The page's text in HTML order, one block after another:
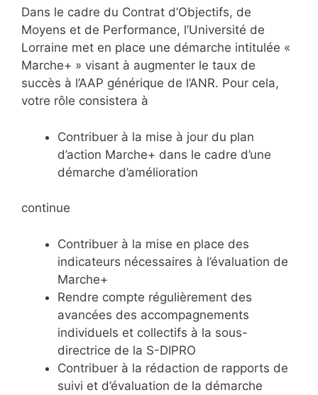
Dans le cadre du Contrat d’Objectifs, de
Moyens et de Performance, l’Université de
Lorraine met en place une démarche intitulée «
Marche+ » visant à augmenter le taux de
succès à l’AAP générique de l’ANR. Pour cela,
votre rôle consistera à
Contribuer à la mise à jour du plan
d’action Marche+ dans le cadre d’une
démarche d’amélioration
continue
Contribuer à la mise en place des
indicateurs nécessaires à l’évaluation de
Marche+
Rendre compte régulièrement des
avancées des accompagnements
individuels et collectifs à la sous-
directrice de la S-DIPRO
Contribuer à la rédaction de rapports de
suivi et d’évaluation de la démarche